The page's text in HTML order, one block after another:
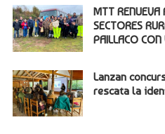
MTT RENUEVA
SECTORES
PAILLACO CON
Lanzan
rescata la